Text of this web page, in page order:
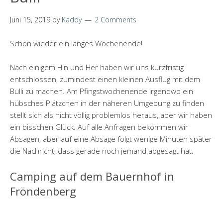
Juni 15, 2019 by Kaddy 2 Comments
Schon wieder ein langes Wochenende!
Nach einigem Hin und Her haben wir uns kurzfristig
entschlossen, zumindest einen kleinen Ausflug mit dem
Bulli zu machen. Am Pfingstwochenende irgendwo ein
hübsches Plätzchen in der näheren Umgebung zu finden
stellt sich als nicht völlig problemlos heraus, aber wir haben
ein bisschen Glück. Auf alle Anfragen bekommen wir
Absagen, aber auf eine Absage folgt wenige Minuten später
die Nachricht, dass gerade noch jemand abgesagt hat.
Camping auf dem Bauernhof in
Fröndenberg